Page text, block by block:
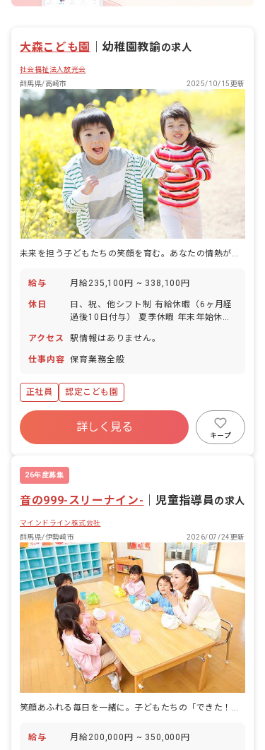
大森こども園 ｜幼稚園教諭の求人
社会福祉法人放光会
群馬県/高崎市
2025/10/15更新
未来を担う子どもたちの笑顔を育む。あなたの情熱が輝く舞台がここにあります。
給与 月給235,100円 ~ 338,100円
休日
日、祝、他シフト制 有給休暇（6ヶ月経
過後10日付与） 夏季休暇 年末年始休暇
アクセス
駅情報はありません。
仕事内容 保育業務全般
正社員 認定こども園
詳しく見る
キープ
26年度募集
音の999-スリーナイン- 児童指導員の求人
マインドライン株式会社
群馬県/伊勢崎市
2026/07/24更新
笑顔あふれる毎日を一緒に。子どもたちの「できた！」を支える喜びをあなたに。
給与 月給200,000円 ~ 350,000円